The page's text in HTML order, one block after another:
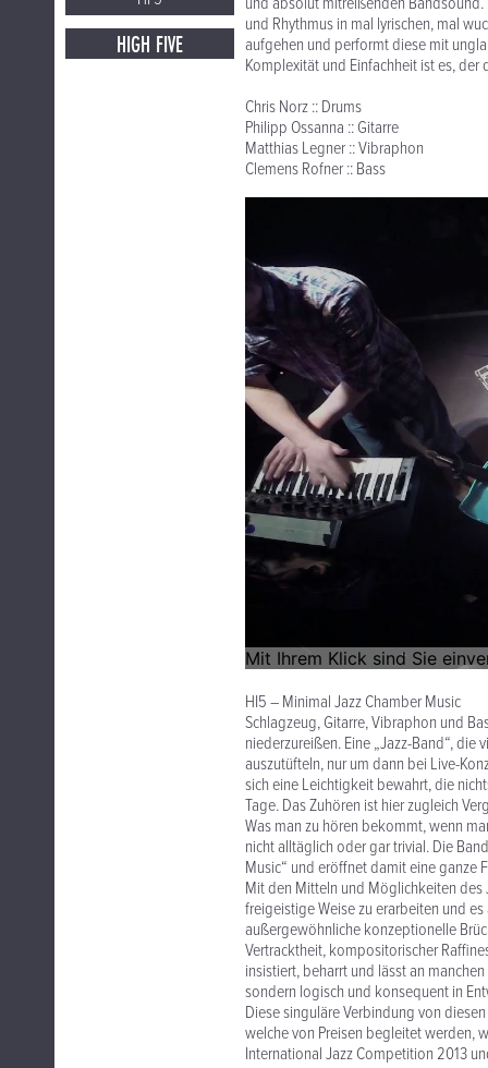
HIGH FIVE
und Rhythmus in mal lyrischen, mal
aufgehen und performt diese mit
Komplexität und Einfachheit ist es, der
Chris Norz :: Drums
Philipp Ossanna :: Gitarre
Matthias Legner :: Vibraphon
Clemens Rofner :: Bass
HI5 – Minimal Jazz Chamber Music
Schlagzeug, Gitarre, Vibraphon und
niederzureißen. Eine „Jazz-Band“,
auszutüfteln, nur um dann bei Live-
sich eine Leichtigkeit bewahrt, die
Tage. Das Zuhören ist hier zugleich
Was man zu hören bekommt, wenn
nicht alltäglich oder gar trivial. Die
Music“ und eröffnet damit eine ganze
Mit den Mitteln und Möglichkeiten des
freigeistige Weise zu erarbeiten und
außergewöhnliche konzeptionelle
Vertracktheit, kompositorischer
insistiert, beharrt und lässt an
sondern logisch und konsequent in
Diese singuläre Verbindung von
welche von Preisen begleitet werden,
International Jazz Competition 2013